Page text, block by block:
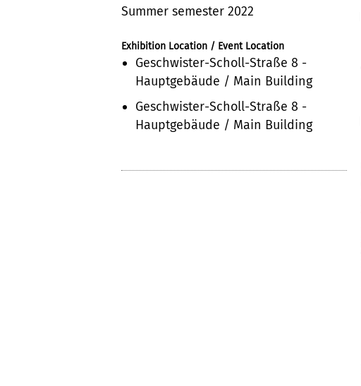
Summer semester 2022
Exhibition Location / Event Location
Geschwister-Scholl-Straße 8 -
Hauptgebäude / Main Building
Geschwister-Scholl-Straße 8 -
Hauptgebäude / Main Building